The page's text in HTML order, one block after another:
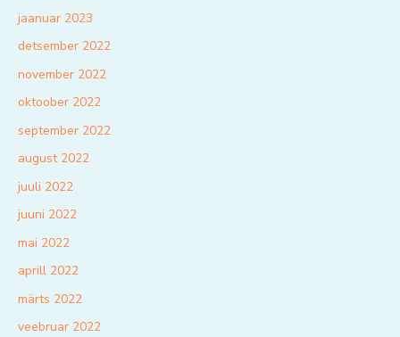
jaanuar 2023
detsember 2022
november 2022
oktoober 2022
september 2022
august 2022
juuli 2022
juuni 2022
mai 2022
aprill 2022
märts 2022
veebruar 2022